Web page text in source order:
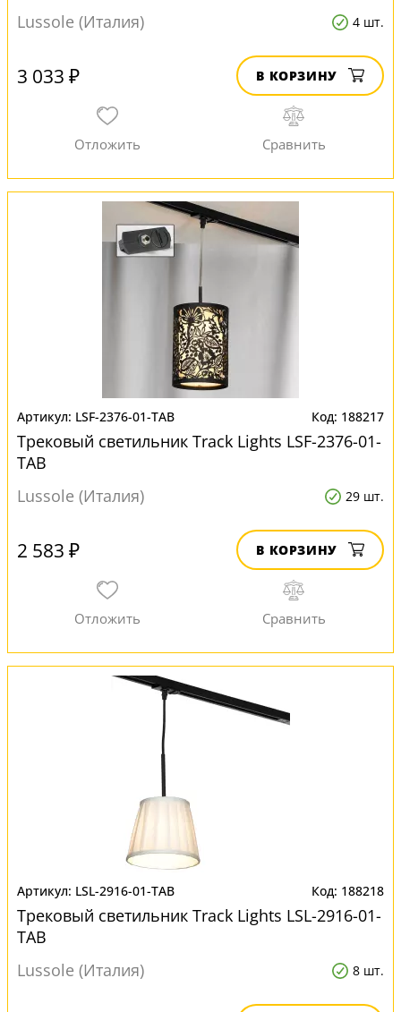
Lussole (Италия) 4 шт.
3 033 ₽ В КОРЗИНУ
LSF-2376-01-TAB 188217
Трековый светильник Track Lights LSF-2376-01-
TAB
Lussole (Италия)
29 шт.
2 583 ₽ В КОРЗИНУ
LSL-2916-01-TAB 188218
Трековый светильник Track Lights LSL-2916-01-
TAB
Lussole (Италия)
8 шт.